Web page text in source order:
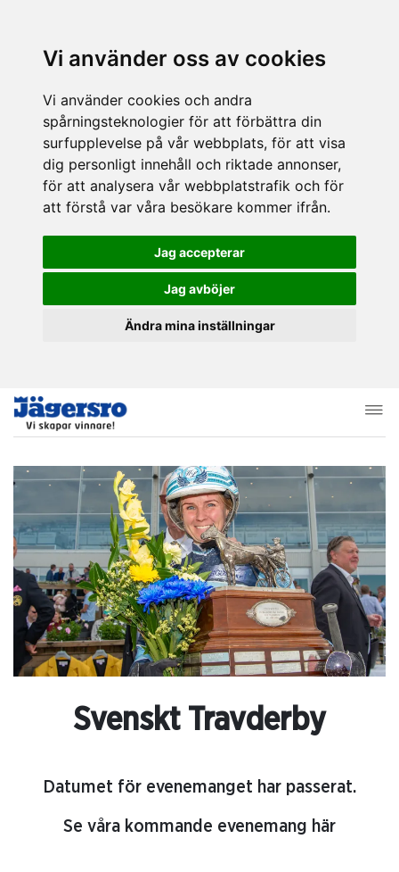
Vi använder oss av cookies
Vi använder cookies och andra
spårningsteknologier för att förbättra din
surfupplevelse på vår webbplats, för att visa
dig personligt innehåll och riktade annonser,
för att analysera vår webbplatstrafik och för
att förstå var våra besökare kommer ifrån.
Jag accepterar
Jag avböjer
Ändra mina inställningar
Svenskt Travderby
Datumet för evenemanget har passerat.
Se våra kommande evenemang här